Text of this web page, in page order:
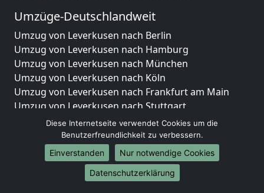
Umzüge-Deutschlandweit
Umzug von Leverkusen nach Berlin
Umzug von Leverkusen nach Hamburg
Umzug von Leverkusen nach München
Umzug von Leverkusen nach Köln
Umzug von Leverkusen nach Frankfurt am Main
Umzug von Leverkusen nach Stuttgart
Umzug von Leverkusen nach Düsseldorf
Umzug von Leverkusen nach Leipzig
Umzug von Leverkusen nach Dortmund
Umzug von Leverkusen nach Essen
Umzug von Leverkusen nach Bremen
Diese Internetseite verwendet Cookies um die
Benutzerfreundlichkeit zu verbessern.
Einverstanden
Nur notwendige Cookies
Datenschutzerklärung